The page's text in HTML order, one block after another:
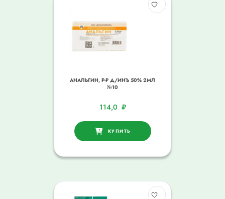
АНАЛЬГИН, Р-Р Д/ИНЪ 50% 2МЛ
№10
114,0 ₽
КУПИТЬ